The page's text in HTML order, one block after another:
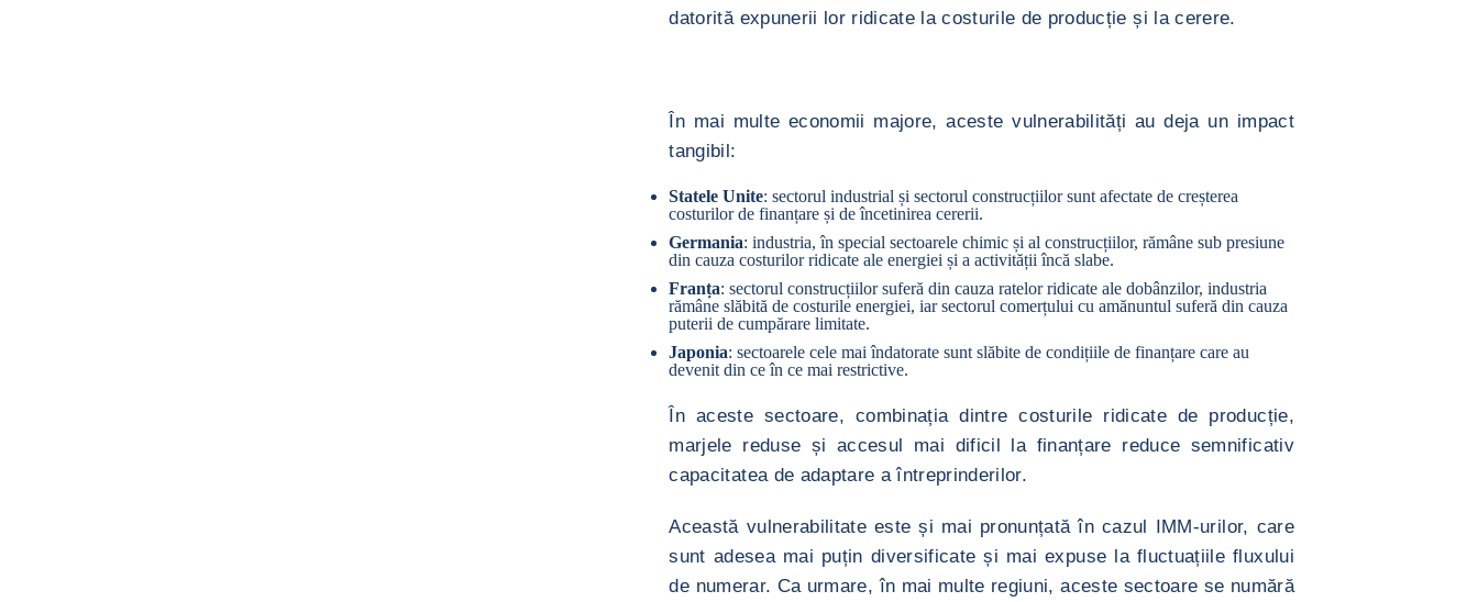
datorită expunerii lor ridicate la costurile de producție și la cerere.
În mai multe economii majore, aceste vulnerabilități au deja un impact
tangibil:
Statele Unite: sectorul industrial și sectorul construcțiilor sunt afectate de creșterea
costurilor de finanțare și de încetinirea cererii.
Germania: industria, în special sectoarele chimic și al construcțiilor, rămâne sub presiune
din cauza costurilor ridicate ale energiei și a activității încă slabe.
Franța: sectorul construcțiilor suferă din cauza ratelor ridicate ale dobânzilor, industria
rămâne slăbită de costurile energiei, iar sectorulcomerțuluicu amănuntul suferă din cauza
puterii de cumpărare limitate.
Japonia: sectoarele cele mai îndatorate sunt slăbite de condițiile de finanțare care au
devenit din ce în ce mai restrictive.
În aceste sectoare, combinația dintre costurile ridicate de producție,
marjele reduse și accesul mai dificil la finanțare reduce semnificativ
capacitatea de adaptare a întreprinderilor.
Această vulnerabilitate este și mai pronunțată în cazul IMM-urilor, care
sunt adesea mai puțin diversificate și mai expuse la fluctuațiile fluxului
de numerar. Ca urmare, în mai multe regiuni, aceste sectoare se numără